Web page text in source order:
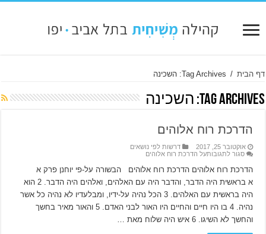
דף הבית / Tag Archives: השכינה
Tag Archives: השכינה
הדרכת רוח אלוהים
אוקטובר 25, 2017
דרשות לפי נושאים
סגור לתגובותעל הדרכת רוח אלוהים
הדרכת רוח אלוהים הדרכת רוח אלוהים הבשורה על-פי יוחנן פרק א
א בראשית היה הדבר, והדבר היה עם האלהים, ואלהים היה הדבר. 2 הוא
היה בראשית עם האלהים. 3 הכל נהיה על-ידיו, ומבלעדיו לא נהיה כל אשר
נהיה. 4 בו היו חיים והחיים היו האור לבני האדם. 5 והאור מאיר בחשך
והחשך לא השיגו. 6 איש היה שלוח מאת …